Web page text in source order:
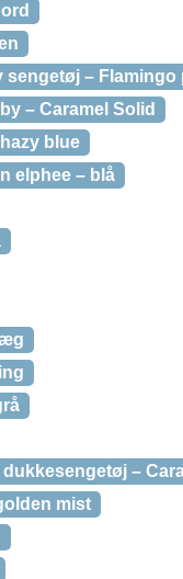
– Flamingo
– Caramel Solid
blue
elphee – blå
–
mist